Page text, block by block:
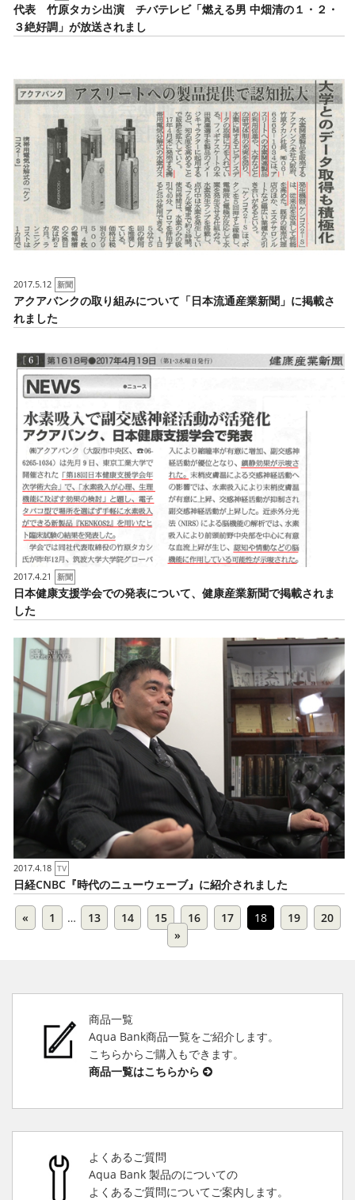
代表 竹原タカシ出演 チバテレビ「燃える男 中畑清の１・２・
３絶好調」が放送されまし
2017.5.12 新聞
アクアバンクの取り組みについて「日本流通産業新聞」に掲載さ
れました
2017.4.21 新聞
日本健康支援学会での発表について、健康産業新聞で掲載されま
した
2017.4.18 TV
日経CNBC『時代のニューウェーブ』に紹介されました
« 1 … 13 14 15 16 17 18 19
20
»
商品一覧
Aqua Bank商品一覧をご紹介します。
こちらからご購入もできます。
商品一覧はこちらから
よくあるご質問
Aqua Bank 製品のについての
よくあるご質問についてご案内します。